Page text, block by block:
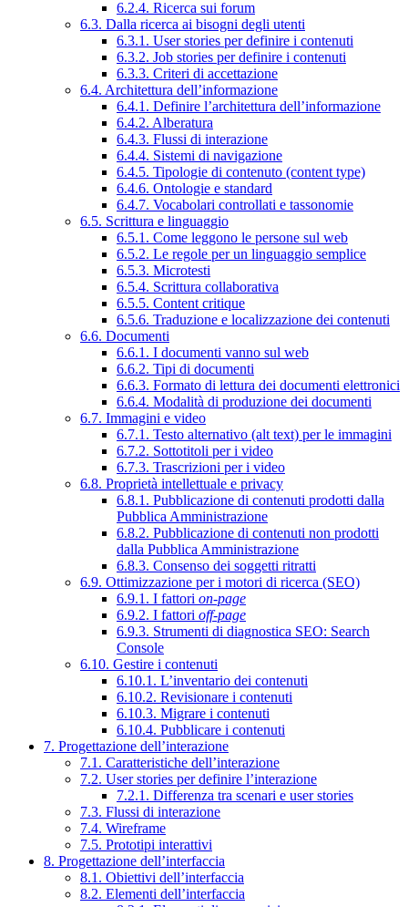
6.2.4. Ricerca sui forum
6.3. Dalla ricerca ai bisogni degli utenti
6.3.1. User stories per definire i contenuti
6.3.2. Job stories per definire i contenuti
6.3.3. Criteri di accettazione
6.4. Architettura dell’informazione
6.4.1. Definire l’architettura dell’informazione
6.4.2. Alberatura
6.4.3. Flussi di interazione
6.4.4. Sistemi di navigazione
6.4.5. Tipologie di contenuto (content type)
6.4.6. Ontologie e standard
6.4.7. Vocabolari controllati e tassonomie
6.5. Scrittura e linguaggio
6.5.1. Come leggono le persone sul web
6.5.2. Le regole per un linguaggio semplice
6.5.3. Microtesti
6.5.4. Scrittura collaborativa
6.5.5. Content critique
6.5.6. Traduzione e localizzazione dei contenuti
6.6. Documenti
6.6.1. I documenti vanno sul web
6.6.2. Tipi di documenti
6.6.3. Formato di lettura dei documenti elettronici
6.6.4. Modalità di produzione dei documenti
6.7. Immagini e video
6.7.1. Testo alternativo (alt text) per le immagini
6.7.2. Sottotitoli per i video
6.7.3. Trascrizioni per i video
6.8. Proprietà intellettuale e privacy
6.8.1. Pubblicazione di contenuti prodotti dalla
Pubblica Amministrazione
6.8.2. Pubblicazione di contenuti non prodotti
dalla Pubblica Amministrazione
6.8.3. Consenso dei soggetti ritratti
6.9. Ottimizzazione per i motori di ricerca (SEO)
6.9.1. I fattori on-page
6.9.2. I fattori off-page
6.9.3. Strumenti di diagnostica SEO: Search
Console
6.10. Gestire i contenuti
6.10.1. L’inventario dei contenuti
6.10.2. Revisionare i contenuti
6.10.3. Migrare i contenuti
6.10.4. Pubblicare i contenuti
7. Progettazione dell’interazione
7.1. Caratteristiche dell’interazione
7.2. User stories per definire l’interazione
7.2.1. Differenza tra scenari e user stories
7.3. Flussi di interazione
7.4. Wireframe
7.5. Prototipi interattivi
8. Progettazione dell’interfaccia
8.1. Obiettivi dell’interfaccia
8.2. Elementi dell’interfaccia